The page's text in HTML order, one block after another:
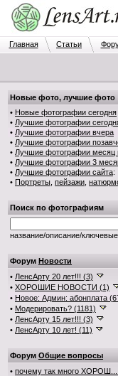
Главная Статьи
Новые фото, лучшие фото
• Новые фотографии сегодня
• Лучшие фотографии
• Лучшие фотографии вчера
• Лучшие фотографии
• Лучшие фотографии месяц
• Лучшие фотографии 3
• Лучшие фотографии сайта:
• Портреты пейзажи
Поиск по фотографиям
название/описание/
Форум Новости
• ЛенсАрту 20 лет!!! (3)
• ХОРОШИЕ НОВОСТИ (1)
• Новое: Админ: абонплата
• Модерировать? (1181)
• ЛенсАрту 15 лет!!! (3)
• ЛенсАрту 10 лет! (11)
Форум Общие вопросы
• почему так много ХОРОШ...